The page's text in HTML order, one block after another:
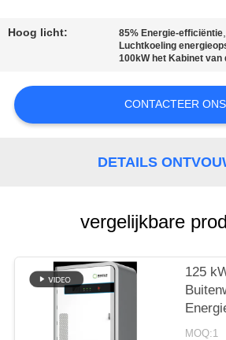
CONTACTEER
ONS
OM EEN
PRIVACYBELEID
Hoog licht: 85% Energie-efficiëntie,
Luchtkoeling
100kW het Kabinet van
CONTACTEER
DETAILS
vergelijkbare
125
MOQ:1